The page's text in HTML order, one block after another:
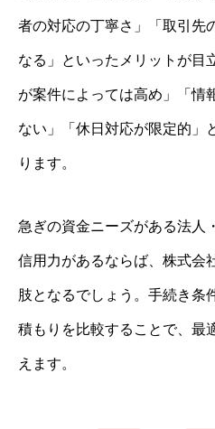
者の対応の丁寧さ」「取引先
なる」といったメリットが目
が案件によっては高め」「情
ない」「休日対応が限定的」
ります。
急ぎの資金ニーズがある法人
信用力があるならば、株式会
肢となるでしょう。手続き条
積もりを比較することで、最
えます。